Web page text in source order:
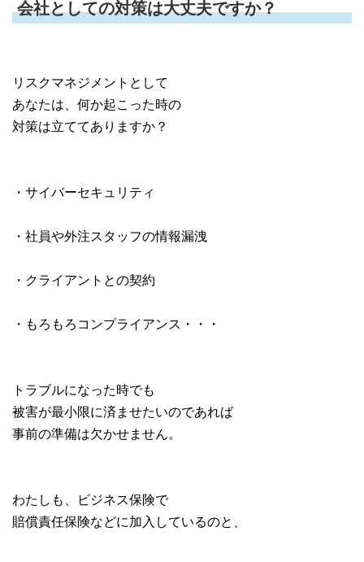
会社としての対策は大丈夫ですか？
リスクマネジメントとして
あなたは、何か起こった時の
対策は立ててありますか？
・サイバーセキュリティ
・社員や外注スタッフの情報漏洩
・クライアントとの契約
・もろもろコンプライアンス・・・
トラブルになった時でも
被害が最小限に済ませたいのであれば
事前の準備は欠かせません。
わたしも、ビジネス保険で
賠償責任保険などに加入しているのと、